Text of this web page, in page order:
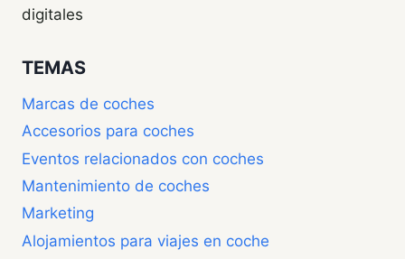
digitales
TEMAS
Marcas de coches
Accesorios para coches
Eventos relacionados con coches
Mantenimiento de coches
Marketing
Alojamientos para viajes en coche